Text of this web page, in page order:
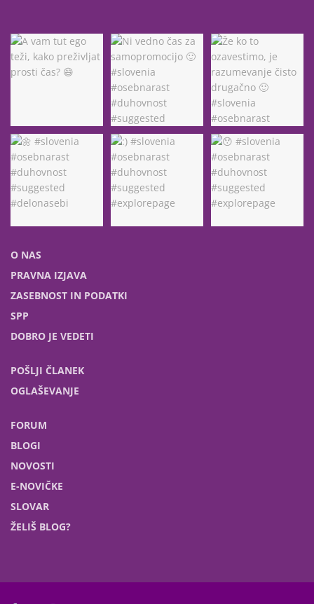
O NAS
PRAVNA IZJAVA
ZASEBNOST IN PODATKI
SPP
DOBRO JE VEDETI
POŠLJI ČLANEK
OGLAŠEVANJE
FORUM
BLOGI
NOVOSTI
E-NOVIČKE
SLOVAR
ŽELIŠ BLOG?